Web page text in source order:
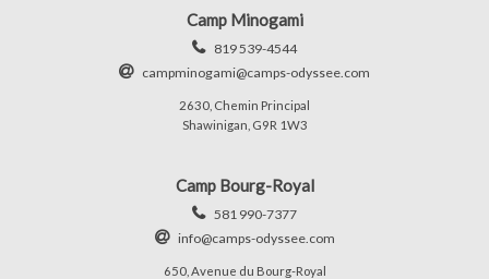
Camp Minogami
819 539-4544
campminogami@camps-odyssee.com
2630, Chemin Principal
Shawinigan, G9R 1W3
Camp Bourg-Royal
581 990-7377
info@camps-odyssee.com
650, Avenue du Bourg-Royal